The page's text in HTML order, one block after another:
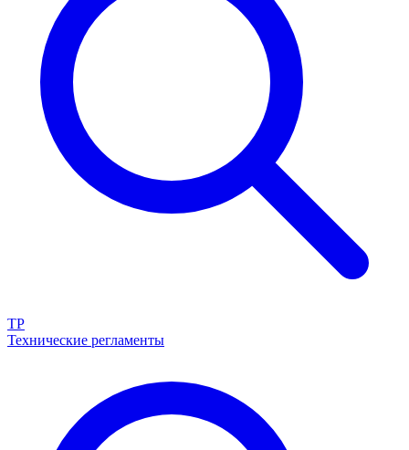
ТР
Технические регламенты